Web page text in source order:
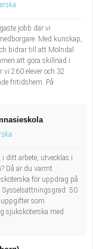
jobb där vi
Med kunskap,
bidrar till att Mölndal
att göra skillnad i
vi 260 elever och 32
fritidshem. På
ditt arbete, utvecklas i
Då är du varmt
för uppdrag på
Sysselsättningsgrad: 50
som
sjuksköterska med